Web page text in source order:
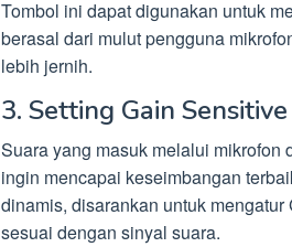
Tombol ini dapat digunakan untuk
berasal dari mulut pengguna
lebih jernih.
3. Setting Gain Sensitive
Suara yang masuk melalui
ingin mencapai keseimbangan
dinamis, disarankan untuk
sesuai dengan sinyal suara.